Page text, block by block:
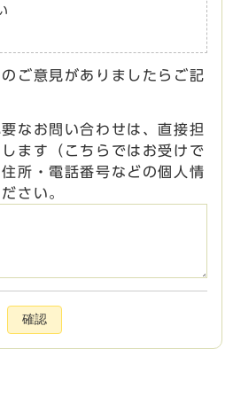
ご意見がありましたらご記
要なお問い合わせは、直接担
ます（こちらではお受けで
所・電話番号などの個人情
さい。
確認